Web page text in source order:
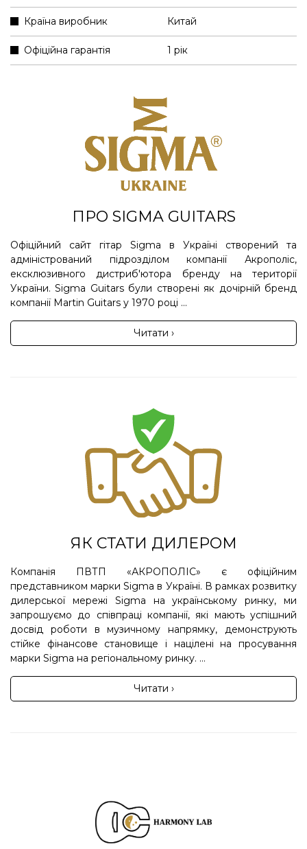
Країна виробник Китай
Офіційна гарантія 1 рік
ПРО SIGMA GUITARS
Офіційний сайт гітар Sigma в Україні створений та
адміністрований підрозділом компанії Акрополіс,
ексклюзивного дистриб'ютора бренду на території
України. Sigma Guitars були створені як дочірній бренд
компанії Martin Guitars у 1970 році ...
Читати ›
ЯК СТАТИ ДИЛЕРОМ
Компанія ПВТП «АКРОПОЛІС» є офіційним
представником марки Sigma в Україні. В рамках розвитку
дилерської мережі Sigma на українському ринку, ми
запрошуємо до співпраці компанії, які мають успішний
досвід роботи в музичному напрямку, демонструють
стійке фінансове становище і націлені на просування
марки Sigma на регіональному ринку. ...
Читати ›